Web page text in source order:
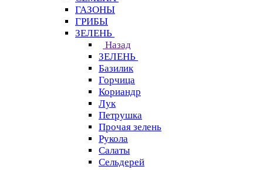
ГАЗОНЫ
ГРИБЫ
ЗЕЛЕНЬ
Назад
ЗЕЛЕНЬ
Базилик
Горчица
Кориандр
Лук
Петрушка
Прочая зелень
Рукола
Салаты
Сельдерей